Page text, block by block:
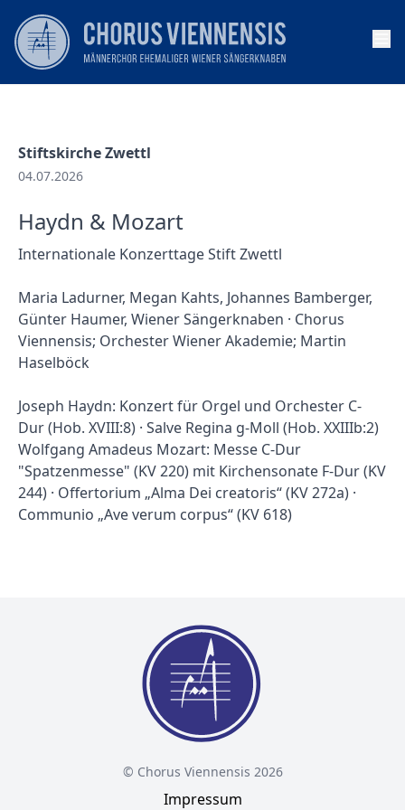
Stiftskirche Zwettl
04.07.2026
Haydn & Mozart
Internationale Konzerttage Stift Zwettl
Maria Ladurner, Megan Kahts, Johannes Bamberger,
Günter Haumer, Wiener Sängerknaben · Chorus
Viennensis; Orchester Wiener Akademie; Martin
Haselböck
Joseph Haydn: Konzert für Orgel und Orchester C-
Dur (Hob. XVIII:8) · Salve Regina g-Moll (Hob. XXIIIb:2)
Wolfgang Amadeus Mozart: Messe C-Dur
"Spatzenmesse" (KV 220) mit Kirchensonate F-Dur (KV
244) · Offertorium „Alma Dei creatoris“ (KV 272a) ·
Communio „Ave verum corpus“ (KV 618)
© Chorus Viennensis 2026
Impressum